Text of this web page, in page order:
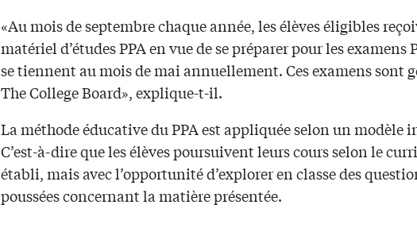
«Au mois de septembre chaque année, les élèves éligibles
matériel d’études PPA en vue de se préparer pour les examens
se tiennent au mois de mai annuellement. Ces examens sont
The College Board», explique-t-il.
La méthode éducative du PPA est appliquée selon un modèle
C’est-à-dire que les élèves poursuivent leurs cours selon le
établi, mais avec l’opportunité d’explorer en classe des
poussées concernant la matière présentée.